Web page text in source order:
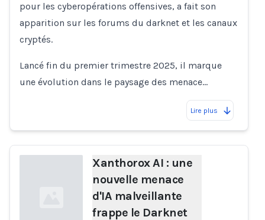
pour les cyberopérations offensives, a fait son
apparition sur les forums du darknet et les canaux
cryptés.
Lancé fin du premier trimestre 2025, il marque
une évolution dans le paysage des menace…
Lire plus
Xanthorox AI : une
nouvelle menace
d'IA malveillante
frappe le Darknet